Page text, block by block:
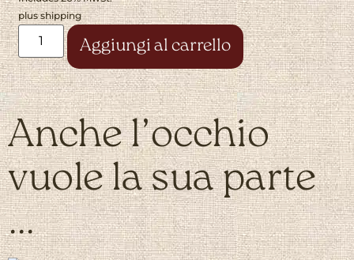
plusshipping
Aggiungi al carrello
Alternative:
Anche l’occhio
vuole la sua parte
…